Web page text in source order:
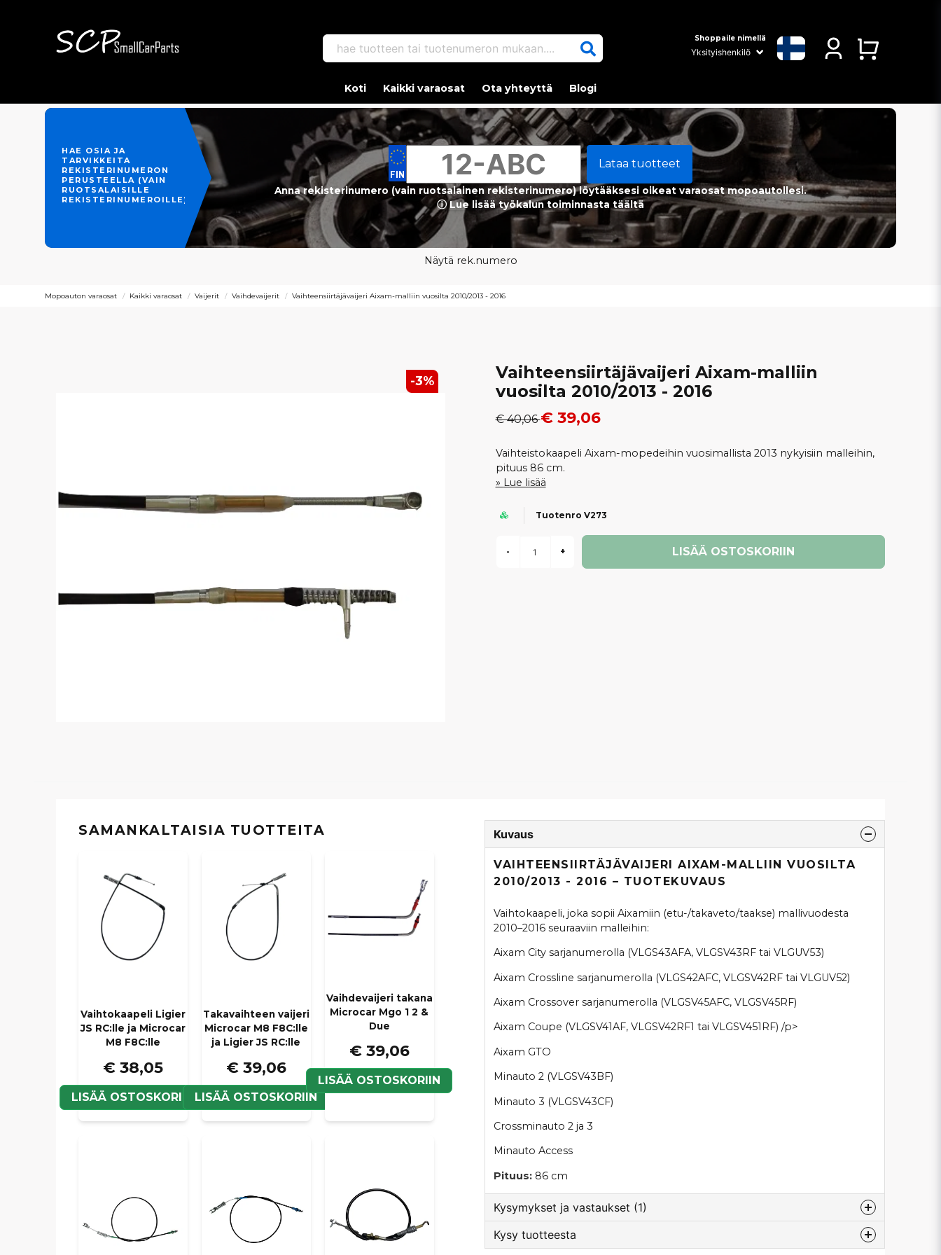
hae tuotteen tai tuotenumeron mukaan.... Shoppaile nimellä
Koti Kaikki varaosat Ota yhteyttä Blogi
HAE OSIA JA
TARVIKKEITA
REKISTERINUMERON
PERUSTEELLA (VAIN
RUOTSALAISILLE
REKISTERINUMEROILLE)
Lataa tuotteet
Anna rekisterinumero (vain ruotsalainen rekisterinumero) löytääksesi oikeat varaosat mopoautollesi.
ⓘ Lue lisää työkalun toiminnasta täältä
Näytä rek.numero
Mopoauton varaosat Kaikki varaosat Vaijerit Vaihdevaijerit Vaihteensiirtäjävaijeri Aixam-malliin vuosilta 2010/2013 - 2016
-3%
Vaihteensiirtäjävaijeri Aixam-malliin
vuosilta 2010/2013 - 2016
€ 40,06€ 39,06
Vaihteistokaapeli Aixam-mopedeihin vuosimallista 2013 nykyisiin malleihin,
pituus 86 cm.
Lue lisää
Tuotenro V273
- + LISÄÄ OSTOSKORIIN
SAMANKALTAISIA ​​TUOTTEITA
Vaihtokaapeli Ligier
JS RC:lle ja Microcar
M8 F8C:lle
€ 38,05
LISÄÄ OSTOSKORIIN
Takavaihteen vaijeri
Microcar M8 F8C:lle
ja Ligier JS RC:lle
€ 39,06
LISÄÄ OSTOSKORIIN
Vaihdevaijeri takana
Microcar Mgo 1 2 &
Due
€ 39,06
LISÄÄ OSTOSKORIIN
Kuvaus
VAIHTEENSIIRTÄJÄVAIJERI AIXAM-MALLIIN VUOSILTA
2010/2013 - 2016 – TUOTEKUVAUS
Vaihtokaapeli, joka sopii Aixamiin (etu-/takaveto/taakse) mallivuodesta
2010–2016 seuraaviin malleihin:
Aixam City sarjanumerolla (VLGS43AFA, VLGSV43RF tai VLGUV53)
Aixam Crossline sarjanumerolla (VLGS42AFC, VLGSV42RF tai VLGUV52)
Aixam Crossover sarjanumerolla (VLGSV45AFC, VLGSV45RF)
Aixam Coupe (VLGSV41AF, VLGSV42RF1 tai VLGSV451RF) /p>
Aixam GTO
Minauto 2 (VLGSV43BF)
Minauto 3 (VLGSV43CF)
Crossminauto 2 ja 3
Minauto Access
Pituus: 86 cm
Kysymykset ja vastaukset (1)
Kysy tuotteesta